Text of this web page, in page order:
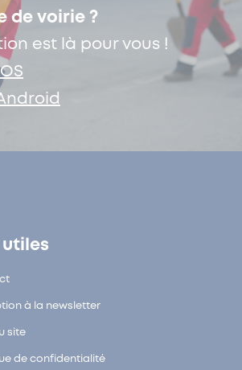
de voirie ?
est là pour vous !
utiles
à la newsletter
site
de confidentialité